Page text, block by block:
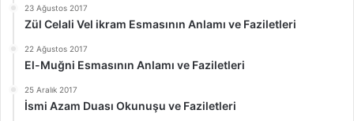
23 Ağustos 2017
Zül Celali Vel ikram Esmasının Anlamı ve Faziletleri
22 Ağustos 2017
El-Muğni Esmasının Anlamı ve Faziletleri
25 Aralık 2017
İsmi Azam Duası Okunuşu ve Faziletleri